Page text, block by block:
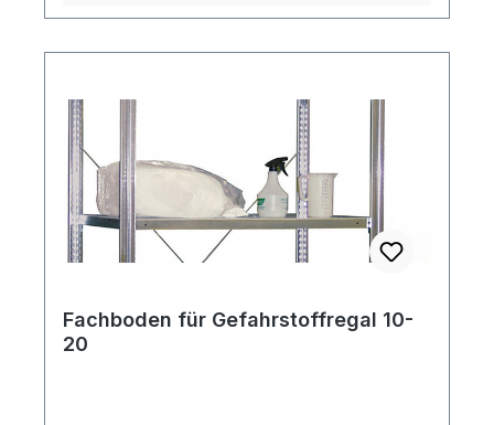
Fachboden für Gefahrstoffregal 10-
20